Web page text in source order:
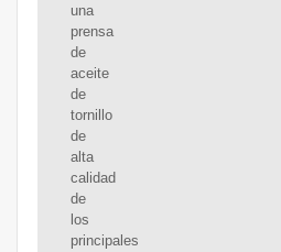
una
prensa
de
aceite
de
tornillo
de
alta
calidad
de
los
principales